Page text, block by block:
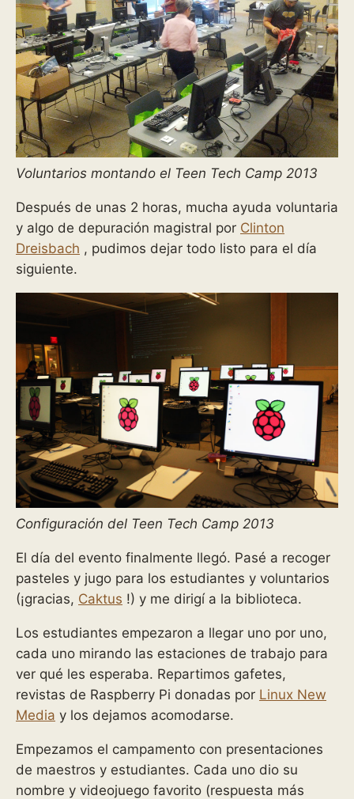
Voluntarios montando el Teen Tech Camp 2013
Después de unas 2 horas, mucha ayuda voluntaria
y algo de depuración magistral por Clinton
Dreisbach , pudimos dejar todo listo para el día
siguiente.
Configuración del Teen Tech Camp 2013
El día del evento finalmente llegó. Pasé a recoger
pasteles y jugo para los estudiantes y voluntarios
(¡gracias, Caktus !) y me dirigí a la biblioteca.
Los estudiantes empezaron a llegar uno por uno,
cada uno mirando las estaciones de trabajo para
ver qué les esperaba. Repartimos gafetes,
revistas de Raspberry Pi donadas por Linux New
Media y los dejamos acomodarse.
Empezamos el campamento con presentaciones
de maestros y estudiantes. Cada uno dio su
nombre y videojuego favorito (respuesta más